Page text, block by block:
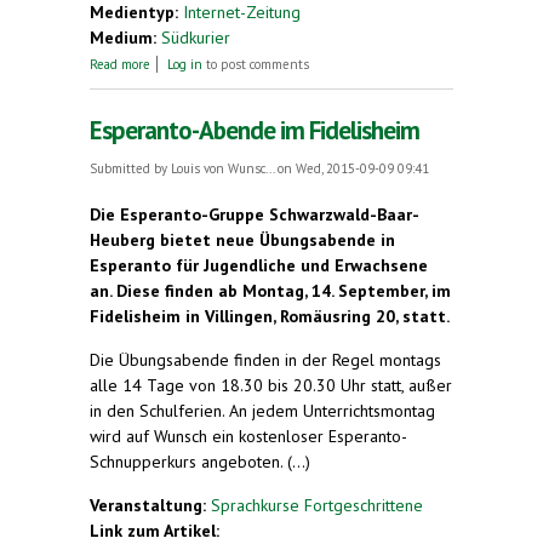
Medientyp: Internet-Zeitung
Medium: Südkurier
Read more about Eine Sprache für die ganze Welt
Log in to post comments
Esperanto-Abende im Fidelisheim
Submitted by Louis von Wunsc...on Wed, 2015-09-09 09:41
Die Esperanto-Gruppe Schwarzwald-Baar-
Heuberg bietet neue Übungsabende in
Esperanto für Jugendliche und Erwachsene
an. Diese finden ab Montag, 14. September, im
Fidelisheim in Villingen, Romäusring 20, statt.
Die Übungsabende finden in der Regel montags
alle 14 Tage von 18.30 bis 20.30 Uhr statt, außer
in den Schulferien. An jedem Unterrichtsmontag
wird auf Wunsch ein kostenloser Esperanto-
Schnupperkurs angeboten. (...)
Veranstaltung: Sprachkurse Fortgeschrittene
Link zum Artikel: